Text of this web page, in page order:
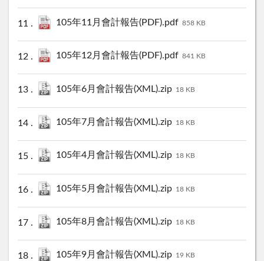
105年11月會計報告(PDF).pdf 858 KB
105年12月會計報告(PDF).pdf 841 KB
105年6月會計報告(XML).zip 18 KB
105年7月會計報告(XML).zip 18 KB
105年4月會計報告(XML).zip 18 KB
105年5月會計報告(XML).zip 18 KB
105年8月會計報告(XML).zip 18 KB
105年9月會計報告(XML).zip 19 KB